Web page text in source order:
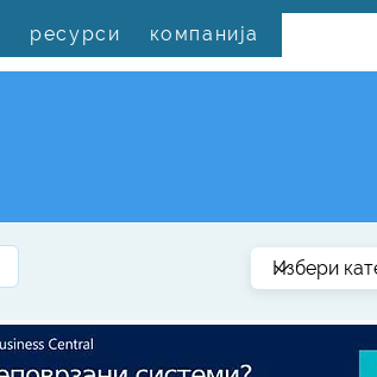
ресурси компанија